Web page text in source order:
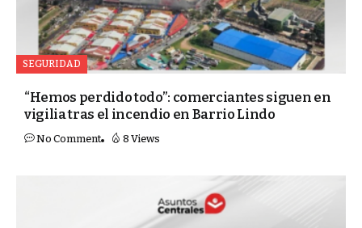
SEGURIDAD
“Hemos perdido todo”: comerciantes siguen en
vigilia tras el incendio en Barrio Lindo
No Comment 8 Views